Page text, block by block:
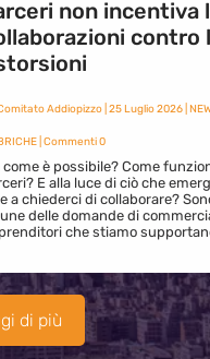
non incentiva
contro
Addiopizzo| 25 Luglio 2026|
| Commenti 0
come è possibile? Come
E alla luce di ciò che
a chiederci di collaborare?
delle domande di
che stiamo
di più